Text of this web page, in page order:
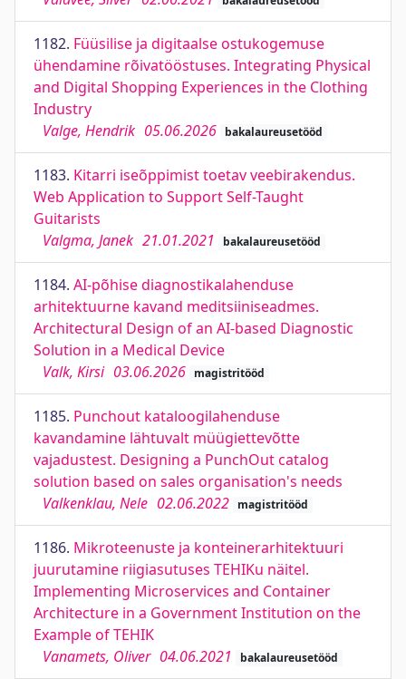
1182. Füüsilise ja digitaalse ostukogemuse
ühendamine rõivatööstuses. Integrating Physical
and Digital Shopping Experiences in the Clothing
Industry
Valge, Hendrik 05.06.2026 bakalaureusetööd
1183. Kitarri iseõppimist toetav veebirakendus.
Web Application to Support Self-Taught
Guitarists
Valgma, Janek 21.01.2021 bakalaureusetööd
1184. AI-põhise diagnostikalahenduse
arhitektuurne kavand meditsiiniseadmes.
Architectural Design of an AI-based Diagnostic
Solution in a Medical Device
Valk, Kirsi 03.06.2026 magistritööd
1185. Punchout kataloogilahenduse
kavandamine lähtuvalt müügiettevõtte
vajadustest. Designing a PunchOut catalog
solution based on sales organisation's needs
Valkenklau, Nele 02.06.2022 magistritööd
1186. Mikroteenuste ja konteinerarhitektuuri
juurutamine riigiasutuses TEHIKu näitel.
Implementing Microservices and Container
Architecture in a Government Institution on the
Example of TEHIK
Vanamets, Oliver 04.06.2021 bakalaureusetööd